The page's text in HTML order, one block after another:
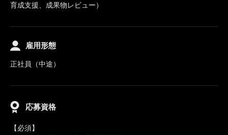
育成支援、成果物レビュー）
雇用形態
正社員（中途）
応募資格
【必須】